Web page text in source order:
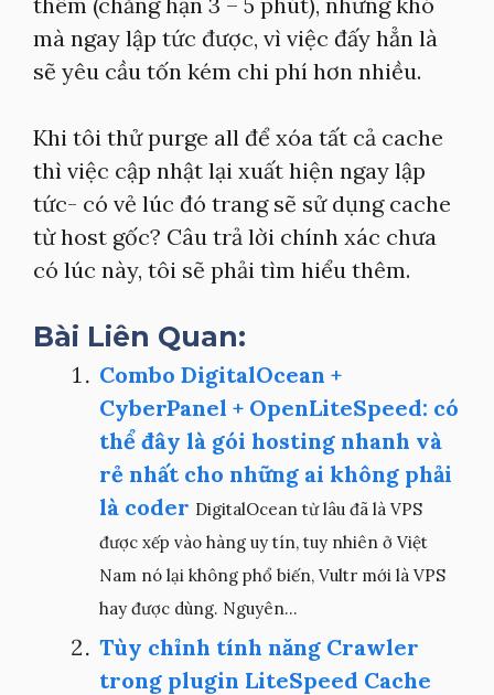
mà ngay lập tức được, vì việc đấy hẳn là
sẽ yêu cầu tốn kém chi phí hơn nhiều.
Khi tôi thử purge all để xóa tất cả cache
thì việc cập nhật lại xuất hiện ngay lập
tức- có vẻ lúc đó trang sẽ sử dụng cache
từ host gốc? Câu trả lời chính xác chưa
có lúc này, tôi sẽ phải tìm hiểu thêm.
Bài Liên Quan:
Combo DigitalOcean +
CyberPanel + OpenLiteSpeed: có
thể đây là gói hosting nhanh và
rẻ nhất cho những ai không phải
là coder DigitalOcean từ lâu đã là VPS
được xếp vào hàng uy tín, tuy nhiên ở Việt
Nam nó lại không phổ biến, Vultr mới là VPS
hay được dùng. Nguyên...
Tùy chỉnh tính năng Crawler
trong plugin LiteSpeed Cache